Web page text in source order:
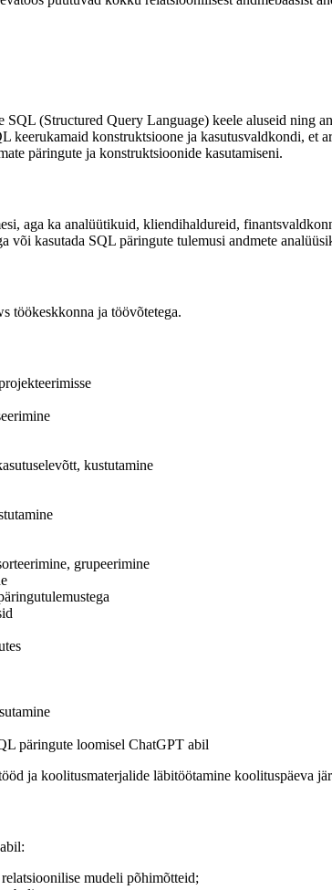
(Structured Query Language) keele aluseid ning
keerukamaid konstruktsioone ja kasutusvaldkondi, et
päringute ja konstruktsioonide kasutamiseni.
aga ka analüütikuid, kliendihaldureid,
või kasutada SQL päringute tulemusi andmete
töökeskkonna ja töövõtetega.
kustutamine
grupeerimine
päringute loomisel ChatGPT abil
ja koolitusmaterjalide läbitöötamine koolituspäeva
mudeli põhimõtteid;